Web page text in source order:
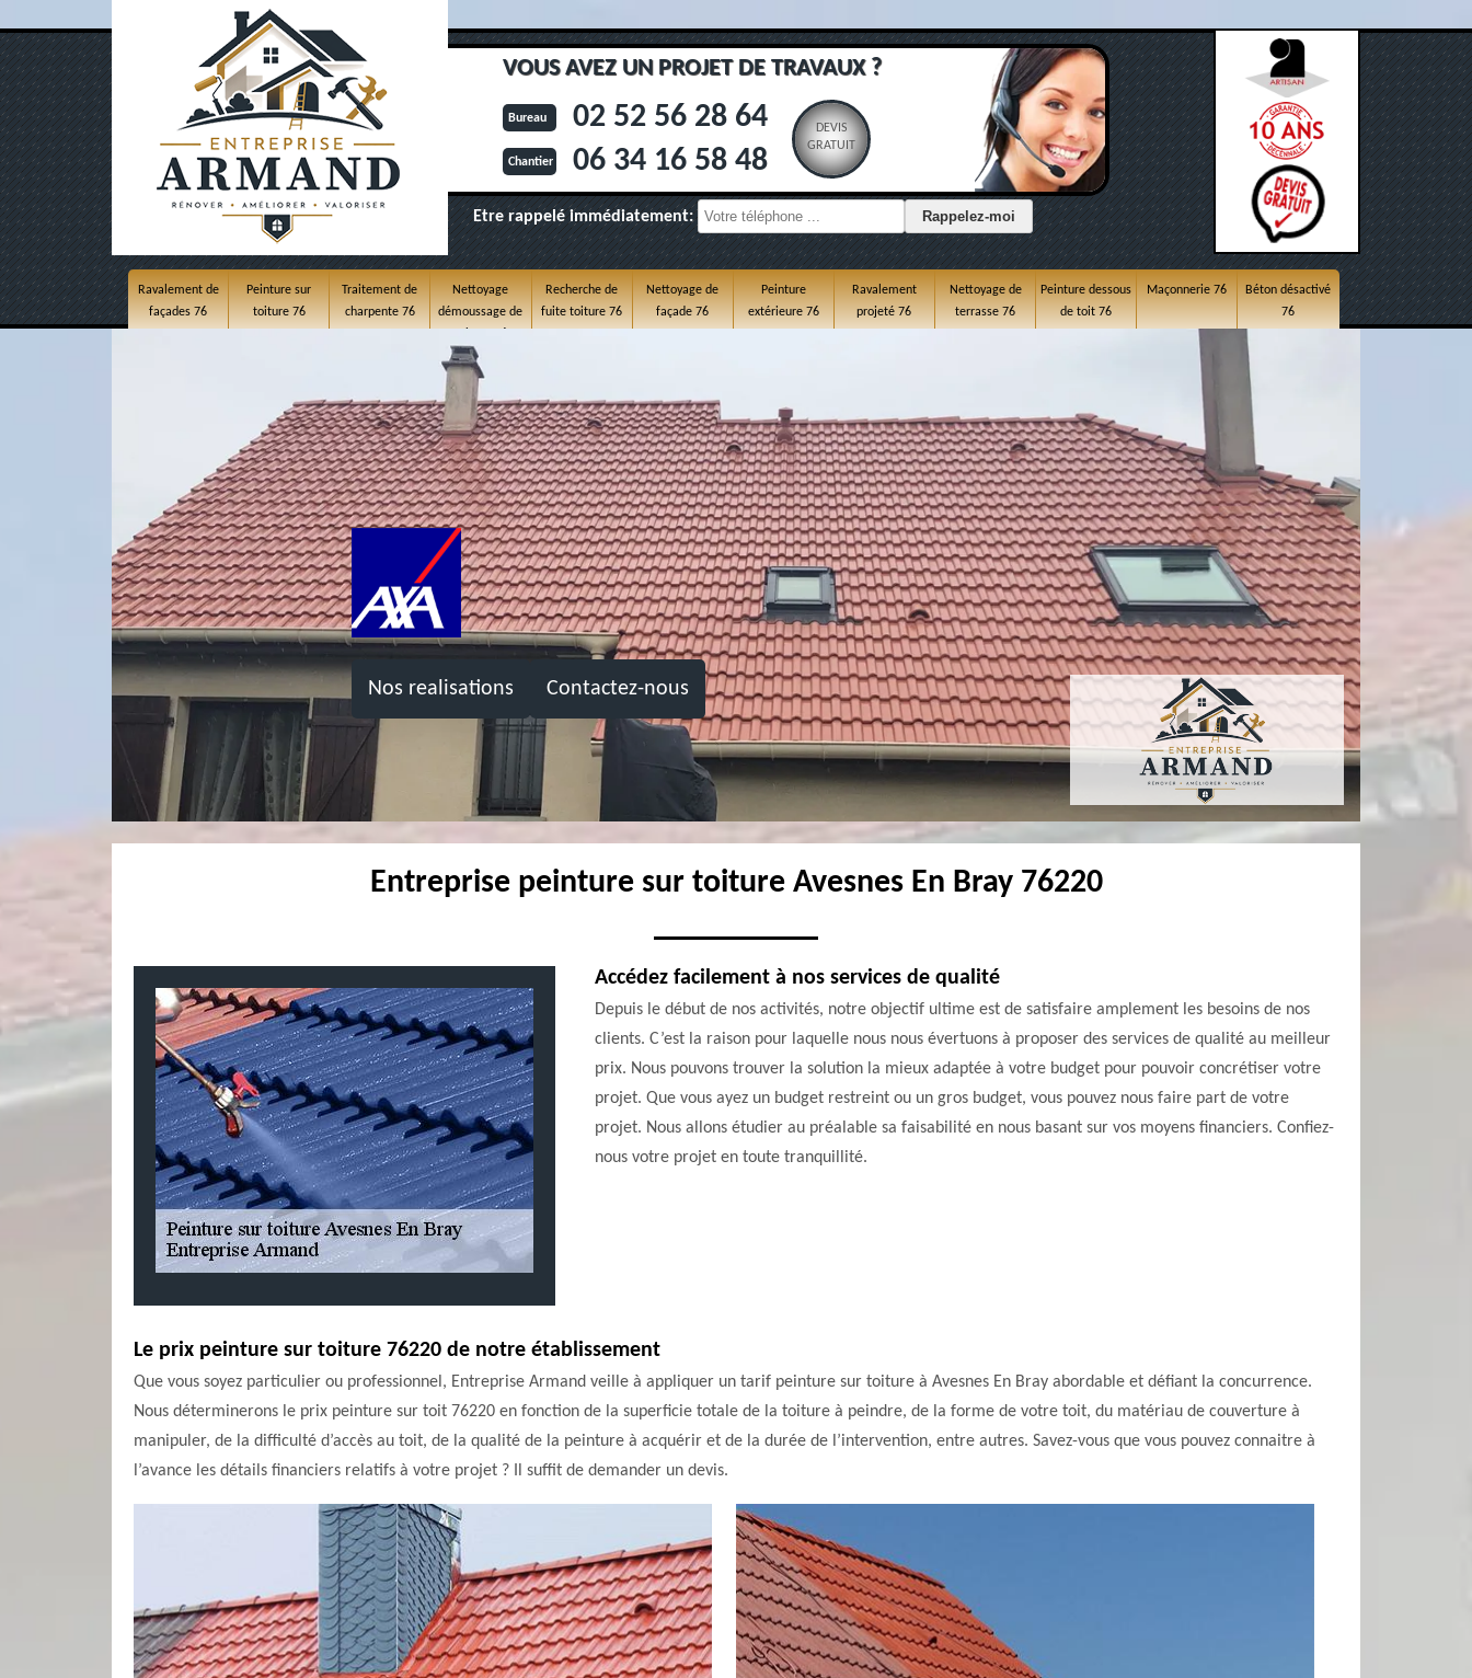
VOUS AVEZ UN PROJET DE TRAVAUX ?
Bureau 02 52 56 28 64
Chantier 06 34 16 58 48
DEVIS
GRATUIT
Etre rappelé immédiatement:
Ravalement de
façades 76
Peinture sur
toiture 76
Traitement de
charpente 76
Nettoyage
démoussage de
Recherche de
fuite toiture 76
Nettoyage de
façade 76
Peinture
extérieure 76
Ravalement
projeté 76
Nettoyage de
terrasse 76
Peinture dessous
de toit 76
Maçonnerie 76
Béton désactivé
76
Nos realisations Contactez-nous
Entreprise peinture sur toiture Avesnes En Bray 76220
Accédez facilement à nos services de qualité
Depuis le début de nos activités, notre objectif ultime est de satisfaire amplement les besoins de nos
clients. C’est la raison pour laquelle nous nous évertuons à proposer des services de qualité au meilleur
prix. Nous pouvons trouver la solution la mieux adaptée à votre budget pour pouvoir concrétiser votre
projet. Que vous ayez un budget restreint ou un gros budget, vous pouvez nous faire part de votre
projet. Nous allons étudier au préalable sa faisabilité en nous basant sur vos moyens financiers. Confiez-
nous votre projet en toute tranquillité.
Le prix peinture sur toiture 76220 de notre établissement
Que vous soyez particulier ou professionnel, Entreprise Armand veille à appliquer un tarif peinture sur toiture à Avesnes En Bray abordable et défiant la concurrence.
Nous déterminerons le prix peinture sur toit 76220 en fonction de la superficie totale de la toiture à peindre, de la forme de votre toit, du matériau de couverture à
manipuler, de la difficulté d’accès au toit, de la qualité de la peinture à acquérir et de la durée de l’intervention, entre autres. Savez-vous que vous pouvez connaitre à
l’avance les détails financiers relatifs à votre projet ? Il suffit de demander un devis.